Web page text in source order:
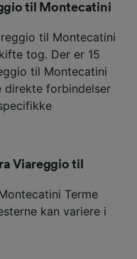
til Montecatini
til Montecatini
tog. Der er 15
til Montecatini
forbindelser
Viareggio til
Terme
kan variere i